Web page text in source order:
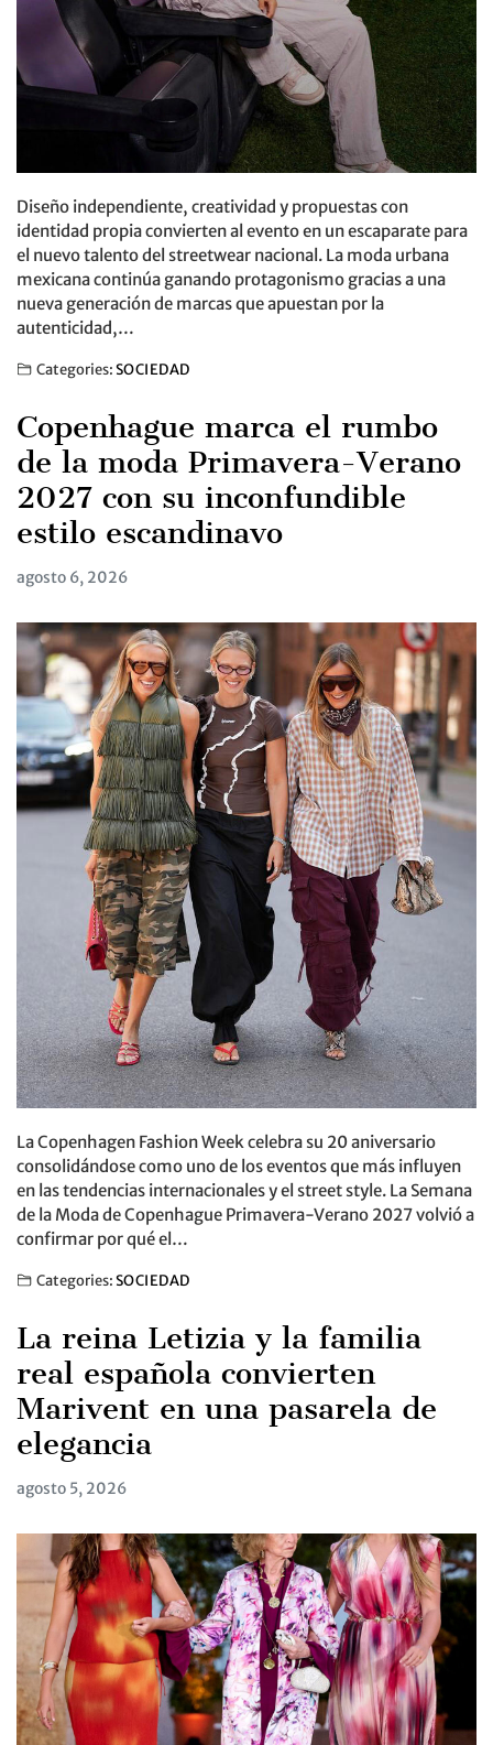
Diseño independiente, creatividad y propuestas con
identidad propia convierten al evento en un escaparate para
el nuevo talento del streetwear nacional. La moda urbana
mexicana continúa ganando protagonismo gracias a una
nueva generación de marcas que apuestan por la
autenticidad,…
Categories:SOCIEDAD
Copenhague marca el rumbo
de la moda Primavera-Verano
2027 con su inconfundible
estilo escandinavo
agosto 6, 2026
La Copenhagen Fashion Week celebra su 20 aniversario
consolidándose como uno de los eventos que más influyen
en las tendencias internacionales y el street style. La Semana
de la Moda de Copenhague Primavera-Verano 2027 volvió a
confirmar por qué el…
Categories:SOCIEDAD
La reina Letizia y la familia
real española convierten
Marivent en una pasarela de
elegancia
agosto 5, 2026